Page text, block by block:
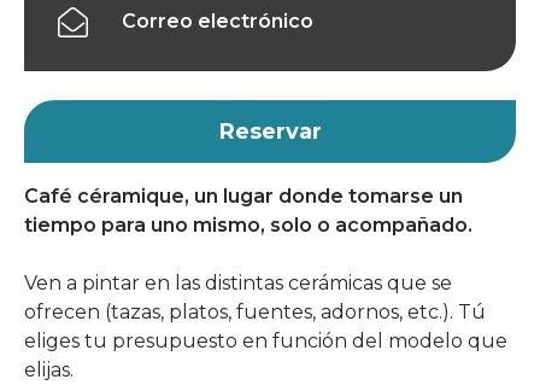
Café céramique, un lugar donde tomarse un
tiempo para uno mismo, solo o acompañado.
Ven a pintar en las distintas cerámicas que se
ofrecen (tazas, platos, fuentes, adornos, etc.). Tú
eliges tu presupuesto en función del modelo que
elijas.
Correo electrónico
Reservar